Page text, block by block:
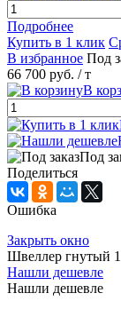
Подробнее
Купить в 1 клик
В избранное Под
66 700 руб. / т
В
Под
Поделиться
Ошибка
Закрыть окно
Швеллер гнутый
Нашли дешевле
Нашли дешевле